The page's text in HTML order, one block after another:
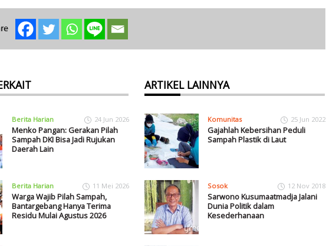
Berita Harian 24 Jun 2026
Menko Pangan: Gerakan Pilah
Sampah DKI Bisa Jadi Rujukan
Daerah Lain
Berita Harian 11 Mei 2026
Warga Wajib Pilah Sampah,
Bantargebang Hanya Terima
Residu Mulai Agustus 2026
ARTIKEL LAINNYA
Komunitas 25 Jun 2022
Gajahlah Kebersihan Peduli
Sampah Plastik di Laut
Sosok 12 Nov 2018
Sarwono Kusumaatmadja Jalani
Dunia Politik dalam
Kesederhanaan